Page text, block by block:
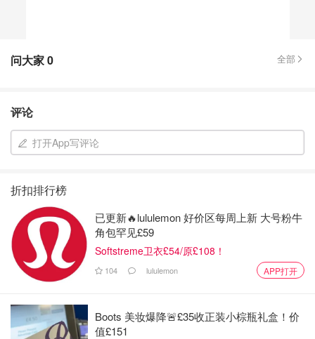
问大家0 全部
评论
打开App写评论
折扣排行榜
已更新🔥lululemon 好价区每周上新 大号粉牛
角包罕见£59
Softstreme卫衣£54/原£108！
104 lululemon APP打开
Boots 美妆爆降🚨£35收正装小棕瓶礼盒！价
值£151